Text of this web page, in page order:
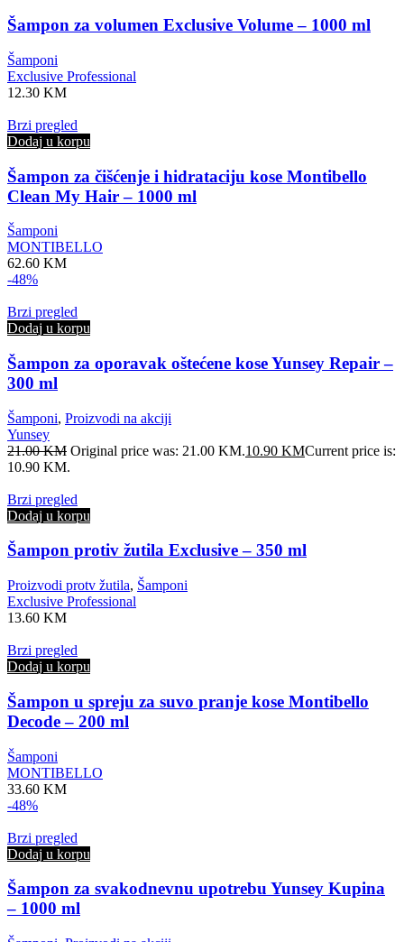
Šampon za volumen Exclusive Volume – 1000 ml
Šamponi
Exclusive Professional
12.30 KM
Brzi pregled
Dodaj u korpu
Šampon za čišćenje i hidrataciju kose Montibello
Clean My Hair – 1000 ml
Šamponi
MONTIBELLO
62.60 KM
-48%
Brzi pregled
Dodaj u korpu
Šampon za oporavak oštećene kose Yunsey Repair –
300 ml
Šamponi, Proizvodi na akciji
Yunsey
21.00KM Original price was: 21.00 KM.10.90 KMCurrent price is:
10.90 KM.
Brzi pregled
Dodaj u korpu
Šampon protiv žutila Exclusive – 350 ml
Proizvodi protv žutila, Šamponi
Exclusive Professional
13.60 KM
Brzi pregled
Dodaj u korpu
Šampon u spreju za suvo pranje kose Montibello
Decode – 200 ml
Šamponi
MONTIBELLO
33.60 KM
-48%
Brzi pregled
Dodaj u korpu
Šampon za svakodnevnu upotrebu Yunsey Kupina
– 1000 ml